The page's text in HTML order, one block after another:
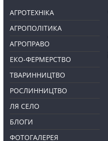
АГРОТЕХНІКА
АГРОПОЛІТИКА
АГРОПРАВО
ЕКО-ФЕРМЕРСТВО
ТВАРИННИЦТВО
РОСЛИННИЦТВО
ЛЯ СЕЛО
БЛОГИ
ФОТОГАЛЕРЕЯ